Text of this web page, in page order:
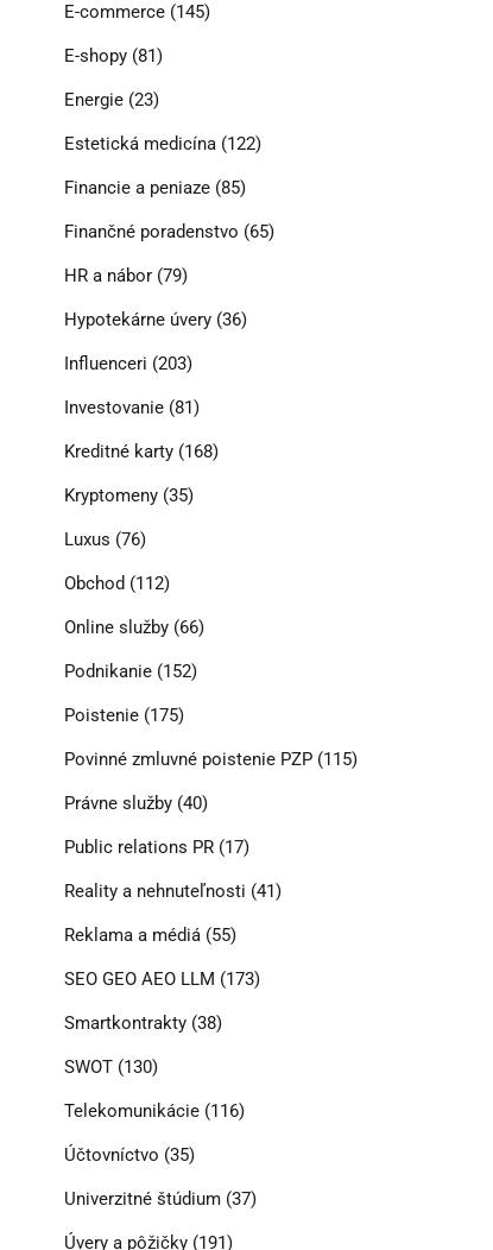
E-commerce(145)
E-shopy(81)
Energie(23)
Estetická medicína(122)
Financie a peniaze(85)
Finančné poradenstvo (65)
HR a nábor(79)
Hypotekárne úvery(36)
Influenceri (203)
Investovanie(81)
Kreditné karty(168)
Kryptomeny(35)
Luxus (76)
Obchod (112)
Online služby(66)
Podnikanie(152)
Poistenie(175)
Povinné zmluvné poistenie PZP(115)
Právne služby(40)
Public relations PR(17)
Reality a nehnuteľnosti (41)
Reklama a médiá(55)
SEO GEO AEO LLM (173)
Smartkontrakty(38)
SWOT(130)
Telekomunikácie(116)
Účtovníctvo (35)
Univerzitné štúdium(37)
Úvery a pôžičky(191)